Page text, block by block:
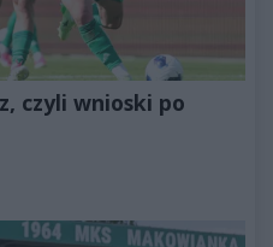
czyli wnioski po